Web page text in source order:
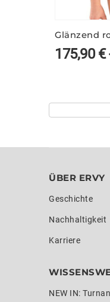
175,90€
ÜBER ERVY
Geschichte
Nachhaltigkeit
Karriere
NEW IN: